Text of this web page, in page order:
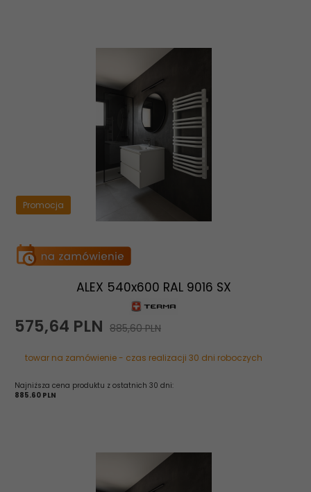
Promocja
ALEX 540x600 RAL 9016 SX
575,64 PLN 885,60 PLN
towar na zamówienie - czas realizacji 30 dni roboczych
Najniższa cena produktu z ostatnich 30 dni:
885.60 PLN